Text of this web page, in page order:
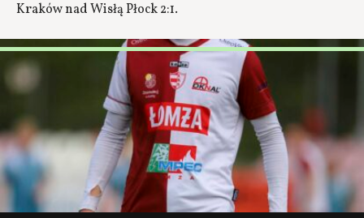
Kraków nad Wisłą Płock 2:1.